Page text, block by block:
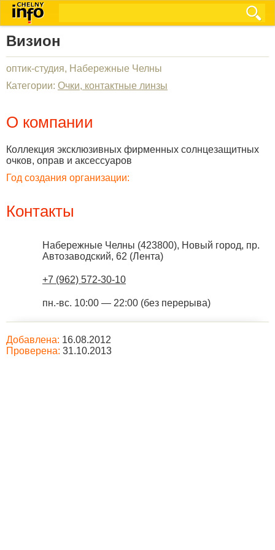
Визион
оптик-студия, Набережные Челны
Категории: Очки, контактные линзы
О компании
Коллекция эксклюзивных фирменных солнцезащитных
очков, оправ и аксессуаров
Год создания организации:
Контакты
Набережные Челны (423800), Новый город, пр.
Автозаводский, 62 (Лента)
+7 (962) 572-30-10
пн.-вс. 10:00 — 22:00 (без перерыва)
Добавлена: 16.08.2012
Проверена: 31.10.2013